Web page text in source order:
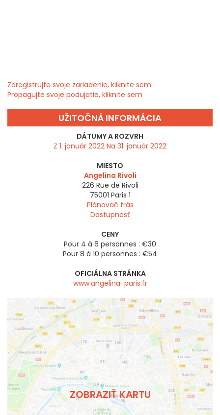
Zaregistrujte svoje zariadenie, kliknite sem
Propagujte svoje podujatie, kliknite sem
UŽITOČNÁ INFORMÁCIA
DÁTUMY A ROZVRH
Z 1. január 2022 Na 31. január 2022
MIESTO
Angelina Rivoli
226 Rue de Rivoli
75001 Paris 1
Plánovač trás
Dostupnosť
CENY
Pour 4 à 6 personnes : €30
Pour 8 à 10 personnes : €54
OFICIÁLNA STRÁNKA
www.angelina-paris.fr
ZOBRAZIŤ KARTU